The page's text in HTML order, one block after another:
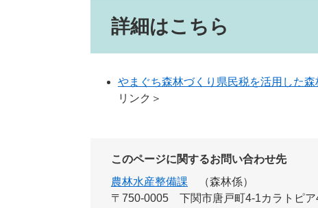
詳細はこちら
やまぐち森林づくり県民税を活用した
リンク＞
このページに関するお問い合わせ先
農林水産整備課
森林係
〒750-0005
下関市唐戸町4-1カラトピ